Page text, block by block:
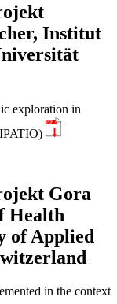
Institut
exploration in
PDF
Gora
Health
of Applied
in the context